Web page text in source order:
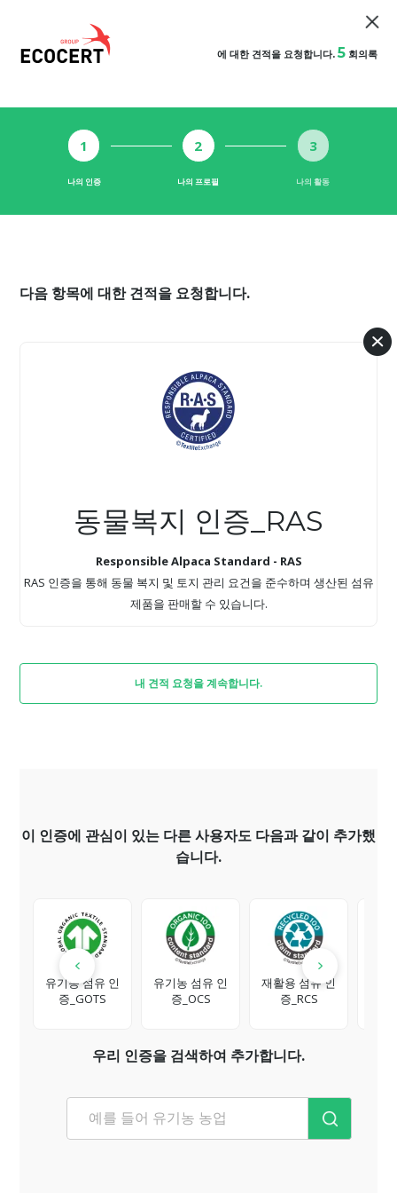
에 대한 견적을 요청합니다.5회의록
1
나의 인증
2
나의 프로필
3
나의 활동
다음 항목에 대한 견적을 요청합니다.
동물복지 인증_RAS
Responsible Alpaca Standard - RAS
RAS 인증을 통해 동물 복지 및 토지 관리 요건을 준수하며 생산된 섬유
제품을 판매할 수 있습니다.
내 견적 요청을 계속합니다.
이 인증에 관심이 있는 다른 사용자도 다음과 같이 추가했
습니다.
유기농 섬유 인
증_GOTS
유기농 섬유 인
증_OCS
재활용 섬유 인
증_RCS
우리 인증을 검색하여 추가합니다.